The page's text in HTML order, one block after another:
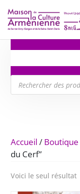
Recherche
de
produits
Accueil / Boutique
du Cerf”
Voici le seul résultat